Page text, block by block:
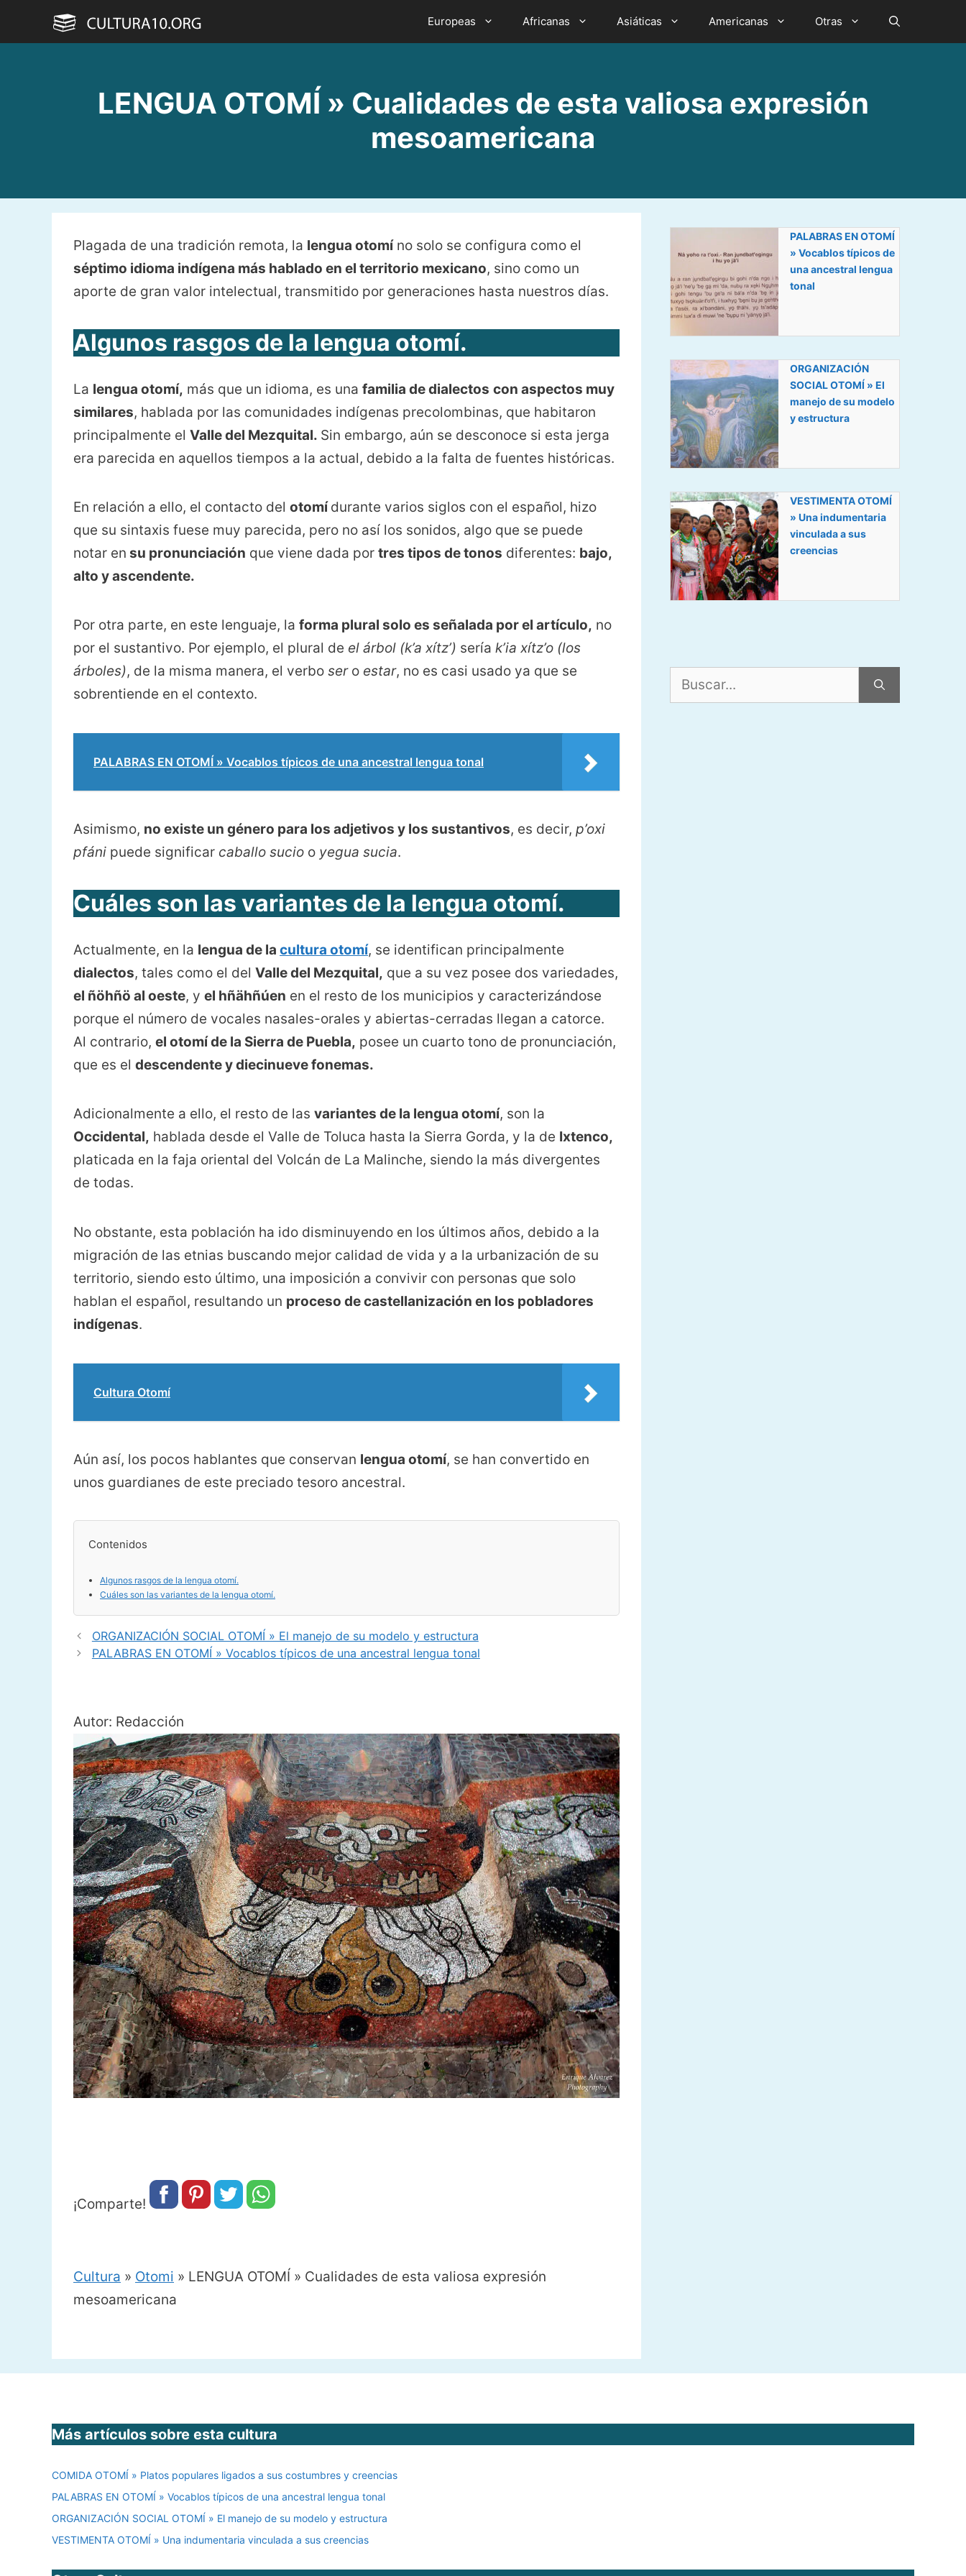
Europeas Africanas Asiáticas Americanas Otras
LENGUA OTOMÍ » Cualidades de esta valiosa expresión
mesoamericana
Plagada de una tradición remota, la lengua otomíno solo se configura como el
séptimo idioma indígena más hablado en el territorio mexicano, sino como un
aporte de gran valor intelectual, transmitido por generaciones hasta nuestros días.
Algunos rasgos de la lengua otomí.
La lengua otomí, más que un idioma, es una familia de dialectos con aspectos muy
similares, hablada por las comunidades indígenas precolombinas, que habitaron
principalmente el Valle del Mezquital. Sin embargo, aún se desconoce si esta jerga
era parecida en aquellos tiempos a la actual, debido a la falta de fuentes históricas.
En relación a ello, el contacto del otomídurante varios siglos con el español, hizo
que su sintaxis fuese muy parecida, pero no así los sonidos, algo que se puede
notar en su pronunciación que viene dada por tres tipos de tonos diferentes: bajo,
alto y ascendente.
Por otra parte, en este lenguaje, la forma plural solo es señalada por el artículo, no
por el sustantivo. Por ejemplo, el plural de el árbol (k’a xítz’) sería k’ia xítz’o (los
árboles), de la misma manera, el verbo sero estar, no es casi usado ya que se
sobrentiende en el contexto.
PALABRAS EN OTOMÍ » Vocablos típicos de una ancestral lengua tonal
Asimismo, no existe un género para los adjetivos y los sustantivos, es decir, p’oxi
pfáni puede significar caballo sucio o yegua sucia.
Cuáles son las variantes de la lengua otomí.
Actualmente, en la lengua de la cultura otomí, se identifican principalmente
dialectos, tales como el del Valle del Mezquital, que a su vez posee dos variedades,
el ñöhñö al oeste, y el hñähñúen en el resto de los municipios y caracterizándose
porque el número de vocales nasales-orales y abiertas-cerradas llegan a catorce.
Al contrario, el otomí de la Sierra de Puebla, posee un cuarto tono de pronunciación,
que es el descendente y diecinueve fonemas.
Adicionalmente a ello, el resto de las variantes de la lengua otomí, son la
Occidental, hablada desde el Valle de Toluca hasta la Sierra Gorda, y la de Ixtenco,
platicada en la faja oriental del Volcán de La Malinche, siendo la más divergentes
de todas.
No obstante, esta población ha ido disminuyendo en los últimos años, debido a la
migración de las etnias buscando mejor calidad de vida y a la urbanización de su
territorio, siendo esto último, una imposición a convivir con personas que solo
hablan el español, resultando un proceso de castellanización en los pobladores
indígenas.
Cultura Otomí
Aún así, los pocos hablantes que conservan lengua otomí, se han convertido en
unos guardianes de este preciado tesoro ancestral.
Contenidos
Algunos rasgos de la lengua otomí.
Cuáles son las variantes de la lengua otomí.
ORGANIZACIÓN SOCIAL OTOMÍ » El manejo de su modelo y estructura
PALABRAS EN OTOMÍ » Vocablos típicos de una ancestral lengua tonal
Autor: Redacción
¡Comparte!
Cultura » Otomi » LENGUA OTOMÍ » Cualidades de esta valiosa expresión
mesoamericana
PALABRAS EN OTOMÍ
» Vocablos típicos de
una ancestral lengua
tonal
ORGANIZACIÓN
SOCIAL OTOMÍ » El
manejo de su modelo
y estructura
VESTIMENTA OTOMÍ
» Una indumentaria
vinculada a sus
creencias
Más artículos sobre esta cultura
COMIDA OTOMÍ » Platos populares ligados a sus costumbres y creencias
PALABRAS EN OTOMÍ » Vocablos típicos de una ancestral lengua tonal
ORGANIZACIÓN SOCIAL OTOMÍ » El manejo de su modelo y estructura
VESTIMENTA OTOMÍ » Una indumentaria vinculada a sus creencias